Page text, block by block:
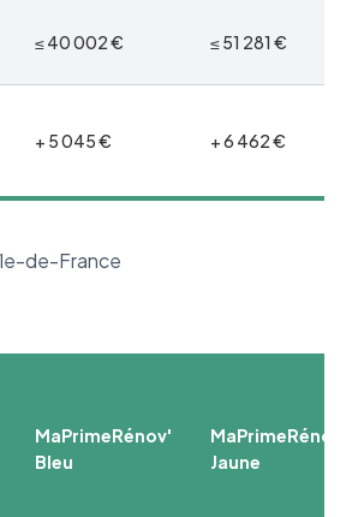
≤ 40 002 € ≤ 51 281 €
+ 5 045 € + 6 462 €
de-France
MaPrimeRénov'
Bleu
MaPrimeRénov'
Jaune